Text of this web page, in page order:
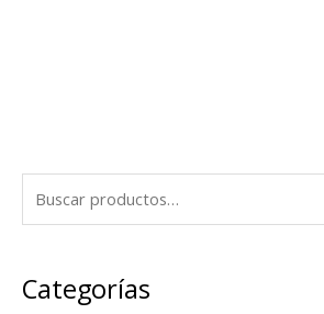
u
c
Categorías